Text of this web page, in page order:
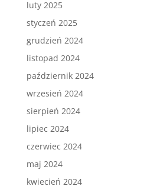
luty 2025
styczeń 2025
grudzień 2024
listopad 2024
październik 2024
wrzesień 2024
sierpień 2024
lipiec 2024
czerwiec 2024
maj 2024
kwiecień 2024